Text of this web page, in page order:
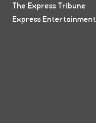
The Express Tribune
Express Entertainment